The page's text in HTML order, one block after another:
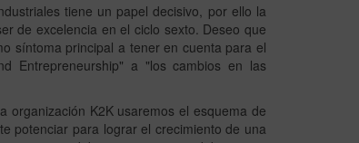
tiene un papel decisivo, por ello la
de excelencia en el ciclo sexto. Deseo que
síntoma principal a tener en cuenta para el
Entrepreneurship" a "los cambios en las
organización K2K usaremos el esquema de
potenciar para lograr el crecimiento de una